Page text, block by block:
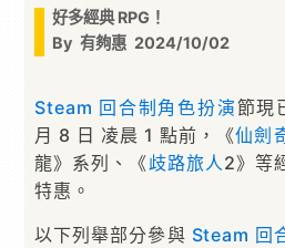
好多經典 RPG！
By 有夠惠 2024/10/02
Steam 回合制角色扮演節現
月 8 日 凌晨 1 點前，《仙劍
龍》系列、《歧路旅人 2》等
特惠。
以下列舉部分參與 Steam 回